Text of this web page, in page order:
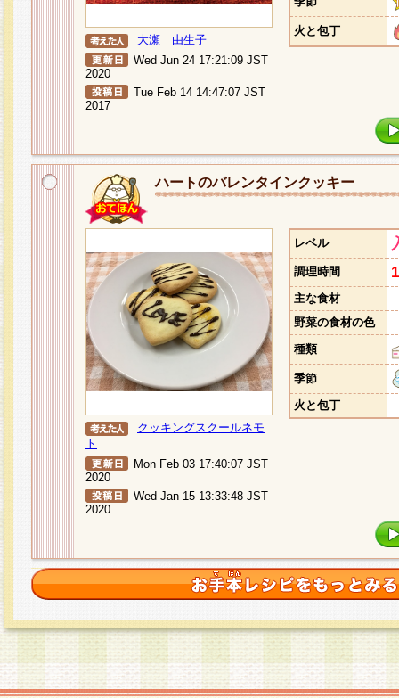
大瀬 由生子
Wed Jun 24 17:21:09 JST
2020
Tue Feb 14 14:47:07 JST
2017
火と包丁
ハートのバレンタインクッキー
クッキングスクールネモ
ト
Mon Feb 03 17:40:07 JST
2020
Wed Jan 15 13:33:48 JST
2020
レベル
調理時間
主な食材
野菜の食材の色
種類
季節
火と包丁